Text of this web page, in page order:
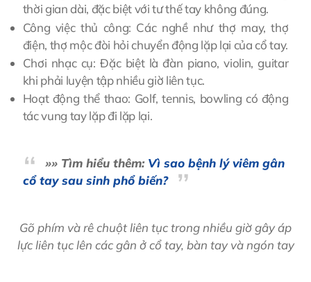
thời gian dài, đặc biệt với tư thế tay không đúng.
Công việc thủ công: Các nghề như thợ may, thợ
điện, thợ mộc đòi hỏi chuyển động lặp lại của cổ tay.
Chơi nhạc cụ: Đặc biệt là đàn piano, violin, guitar
khi phải luyện tập nhiều giờ liên tục.
Hoạt động thể thao: Golf, tennis, bowling có động
tác vung tay lặp đi lặp lại.
»» Tìm hiểu thêm: Vì sao bệnh lý viêm gân
cổ tay sau sinh phổ biến?
Gõ phím và rê chuột liên tục trong nhiều giờ gây áp
lực liên tục lên các gân ở cổ tay, bàn tay và ngón tay